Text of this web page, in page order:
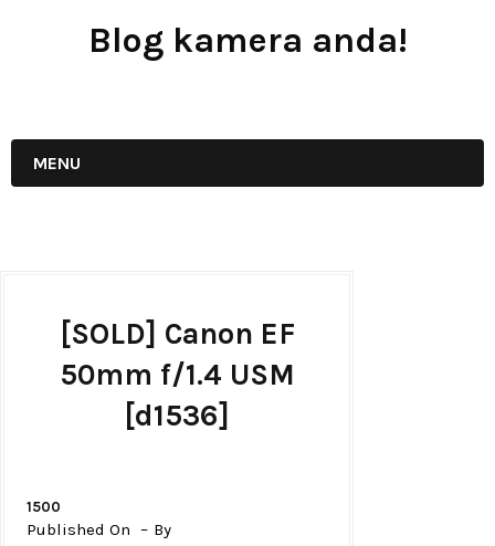
Blog kamera anda!
MENU
[SOLD] Canon EF
50mm f/1.4 USM
[d1536]
1500
Published On By